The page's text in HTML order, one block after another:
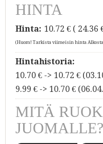
HINTA
Hinta: 10.72 € ( 24.36
(Huom! Tarkista viimeisin hinta
Hintahistoria:
10.70 € -> 10.72 €
9.99 € -> 10.70 €
MITÄ
JUOMALLE?